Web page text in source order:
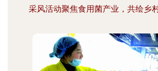
采风活动聚焦食用菌产业，共绘乡